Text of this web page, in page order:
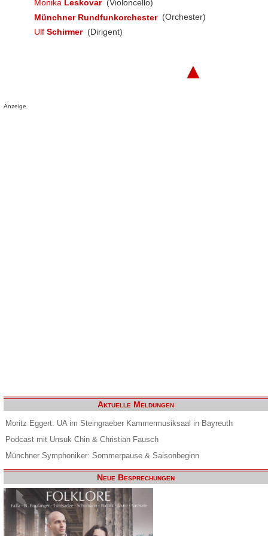
Monika Leskovar (Violoncello)
Münchner Rundfunkorchester (Orchester)
Ulf Schirmer (Dirigent)
▲
Anzeige
Aktuelle Meldungen
Moritz Eggert. UA im Steingraeber Kammermusiksaal in Bayreuth
Podcast mit Unsuk Chin & Christian Fausch
Münchner Symphoniker: Sommerpause & Saisonbeginn
Neue Besprechungen